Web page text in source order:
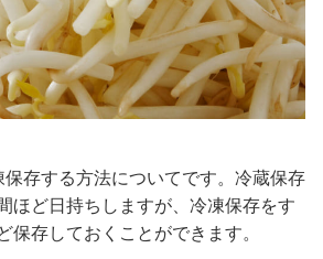
存する方法についてです。冷蔵保存
ほど日持ちしますが、冷凍保存をす
保存しておくことができます。